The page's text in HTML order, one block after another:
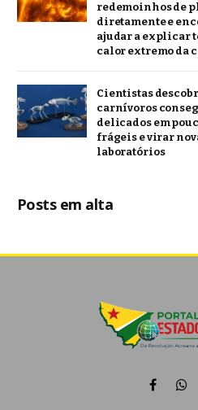
redemoinhos de
diretamente e
ajudar a explicar
calor extremo da
Cientistas
carnívoros
delicados em
frágeis e virar
laboratórios
Posts em alta